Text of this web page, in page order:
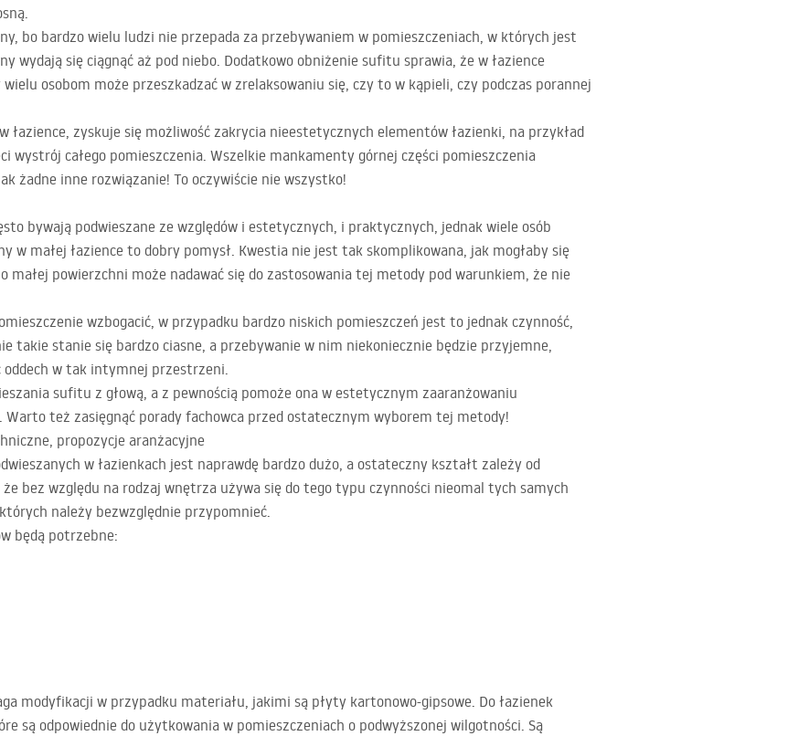
bo bardzo wielu ludzi nie przepada za przebywaniem w pomieszczeniach, w których jest
wydają się ciągnąć aż pod niebo. Dodatkowo obniżenie sufitu sprawia, że w łazience
osobom może przeszkadzać w zrelaksowaniu się, czy to w kąpieli, czy podczas porannej
łazience, zyskuje się możliwość zakrycia nieestetycznych elementów łazienki, na przykład
wystrój całego pomieszczenia. Wszelkie mankamenty górnej części pomieszczenia
żadne inne rozwiązanie! To oczywiście nie wszystko!
bywają podwieszane ze względów i estetycznych, i praktycznych, jednak wiele osób
w małej łazience to dobry pomysł. Kwestia nie jest tak skomplikowana, jak mogłaby się
małej powierzchni może nadawać się do zastosowania tej metody pod warunkiem, że nie
wzbogacić, w przypadku bardzo niskich pomieszczeń jest to jednak czynność,
takie stanie się bardzo ciasne, a przebywanie w nim niekoniecznie będzie przyjemne,
oddech w tak intymnej przestrzeni.
sufitu z głową, a z pewnością pomoże ona w estetycznym zaaranżowaniu
Warto też zasięgnąć porady fachowca przed ostatecznym wyborem tej metody!
propozycje aranżacyjne
w łazienkach jest naprawdę bardzo dużo, a ostateczny kształt zależy od
bez względu na rodzaj wnętrza używa się do tego typu czynności nieomal tych samych
należy bezwzględnie przypomnieć.
będą potrzebne:
modyfikacji w przypadku materiału, jakimi są płyty kartonowo-gipsowe. Do łazienek
są odpowiednie do użytkowania w pomieszczeniach o podwyższonej wilgotności. Są